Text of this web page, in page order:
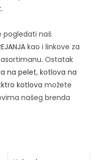
pogledati naš
kao i linkove za
Ostatak
na pelet,kotlova na
kotlova možete
našeg brenda